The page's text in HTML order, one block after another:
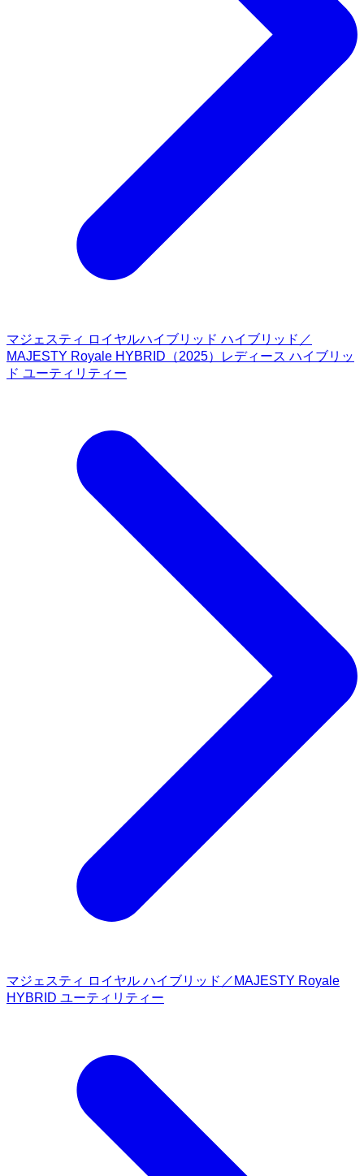
マジェスティ ロイヤルハイブリッド ハイブリッド／
MAJESTY Royale HYBRID（2025）レディース ハイブリッ
ド ユーティリティー
マジェスティ ロイヤル ハイブリッド／MAJESTY Royale
HYBRID ユーティリティー